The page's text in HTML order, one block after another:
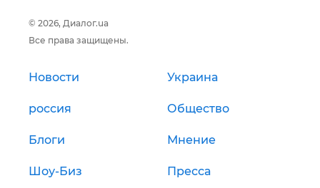
© 2026, Диалог.ua
Все права защищены.
Новости Украина
россия Общество
Блоги Мнение
Шоу-Биз Пресса